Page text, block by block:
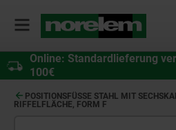
Online: Standardlieferung
100€
POSITIONSFÜSSE STAHL MIT
IFFELFLÄCHE, FORM F